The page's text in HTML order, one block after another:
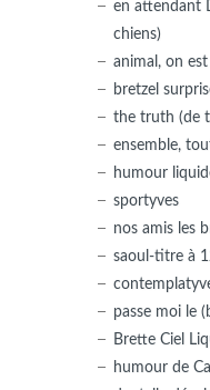
en attendant
chiens)
animal, on est
bretzel
the truth (de
ensemble,
humour
sportyves
nos amis les
saoul-titre à
passe moi le
Brette Ciel
humour de